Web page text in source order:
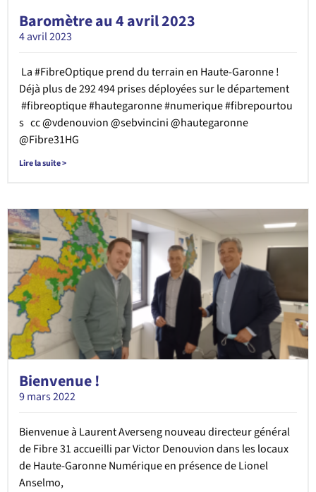
Baromètre au 4 avril 2023
4 avril 2023
La #FibreOptique prend du terrain en Haute-Garonne !
Déjà plus de 292 494 prises déployées sur le département
#fibreoptique #hautegaronne #numerique #fibrepourtou
s cc @vdenouvion @sebvincini @hautegaronne
@Fibre31HG
Lire la suite >
Bienvenue !
9 mars 2022
Bienvenue à Laurent Averseng nouveau directeur général
de Fibre 31 accueilli par Victor Denouvion dans les locaux
de Haute-Garonne Numérique en présence de Lionel
Anselmo,